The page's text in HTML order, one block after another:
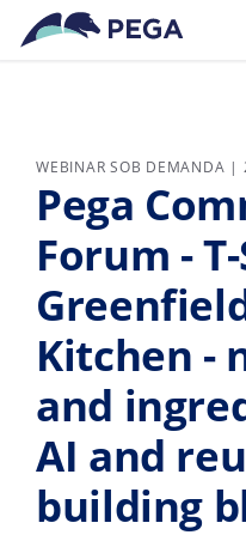
Pular para o conteúdo
WEBINAR SOB DEMANDA |
Pega
Forum -
Kitchen -
and
AI and
building